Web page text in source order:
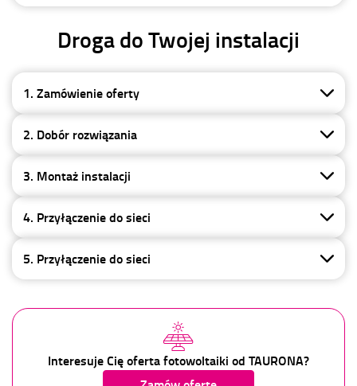
Droga do Twojej instalacji
1. Zamówienie oferty
2. Dobór rozwiązania
3. Montaż instalacji
4. Przyłączenie do sieci
5. Przyłączenie do sieci
Interesuje Cię oferta fotowoltaiki od TAURONA?